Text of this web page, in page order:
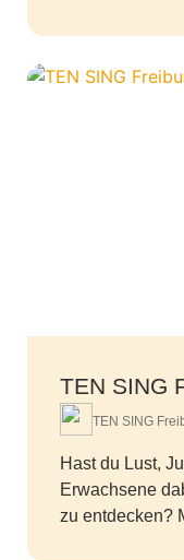
TEN SING
TEN SING
Hast du Lust,
Erwachsene
zu entdecken?